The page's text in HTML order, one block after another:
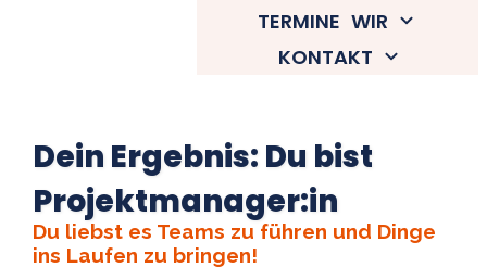
TERMINE WIR
KONTAKT
Dein Ergebnis: Du bist
Projektmanager:in
Du liebst es Teams zu führen und Dinge
ins Laufen zu bringen!